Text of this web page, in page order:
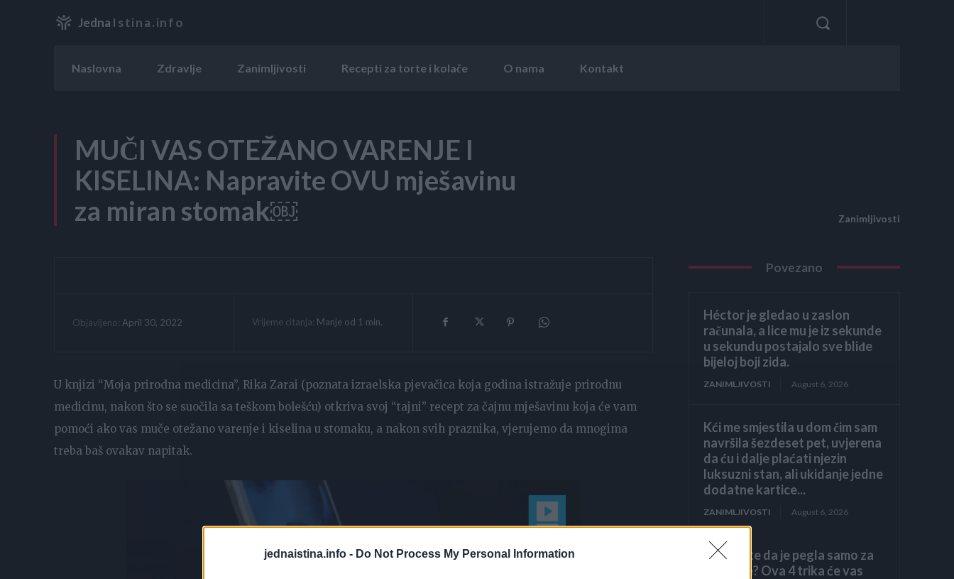
jednaistina.info - Do Not Process My Personal Information
Jedna Istina.info
Naslovna Zdravlje Zanimljivosti Recepti za torte i kolače O nama Kontakt
MUČI VAS OTEŽANO VARENJE I
KISELINA: Napravite OVU mješavinu
za miran stomak￼
Zanimljivosti
Objavljeno: April 30, 2022 Vrijeme citanja: Manje od 1 min.
U knjizi “Moja prirodna medicina”, Rika Zarai (poznata izraelska pjevačica koja godina istražuje prirodnu
medicinu, nakon što se suočila sa teškom bolešću) otkriva svoj “tajni” recept za čajnu mješavinu koja će vam
pomoći ako vas muče otežano varenje i kiselina u stomaku, a nakon svih praznika, vjerujemo da mnogima
treba baš ovakav napitak.
Povezano
Héctor je gledao u zaslon
računala, a lice mu je iz sekunde
u sekundu postajalo sve bliđe
bijeloj boji zida.
ZANIMLJIVOSTI August 6, 2026
Kći me smjestila u dom čim sam
navršila šezdeset pet, uvjerena
da ću i dalje plaćati njezin
luksuzni stan, ali ukidanje jedne
dodatne kartice...
ZANIMLJIVOSTI August 6, 2026
Mislite da je pegla samo za
peglanje? Ova 4 trika će vas